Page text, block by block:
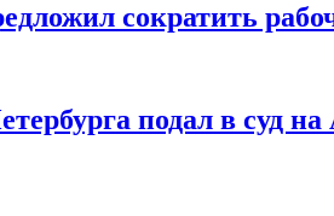
сократить
подал в суд